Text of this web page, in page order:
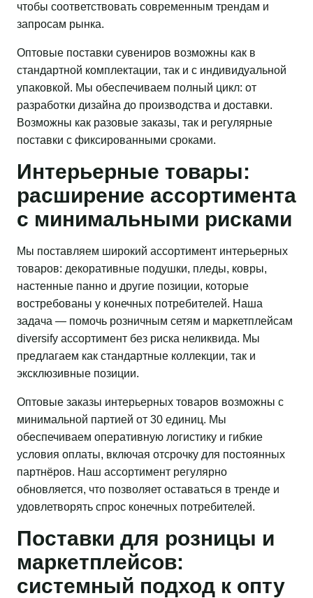
чтобы соответствовать современным трендам и
запросам рынка.
Оптовые поставки сувениров возможны как в
стандартной комплектации, так и с индивидуальной
упаковкой. Мы обеспечиваем полный цикл: от
разработки дизайна до производства и доставки.
Возможны как разовые заказы, так и регулярные
поставки с фиксированными сроками.
Интерьерные товары:
расширение ассортимента
с минимальными рисками
Мы поставляем широкий ассортимент интерьерных
товаров: декоративные подушки, пледы, ковры,
настенные панно и другие позиции, которые
востребованы у конечных потребителей. Наша
задача — помочь розничным сетям и маркетплейсам
diversify ассортимент без риска неликвида. Мы
предлагаем как стандартные коллекции, так и
эксклюзивные позиции.
Оптовые заказы интерьерных товаров возможны с
минимальной партией от 30 единиц. Мы
обеспечиваем оперативную логистику и гибкие
условия оплаты, включая отсрочку для постоянных
партнёров. Наш ассортимент регулярно
обновляется, что позволяет оставаться в тренде и
удовлетворять спрос конечных потребителей.
Поставки для розницы и
маркетплейсов:
системный подход к опту